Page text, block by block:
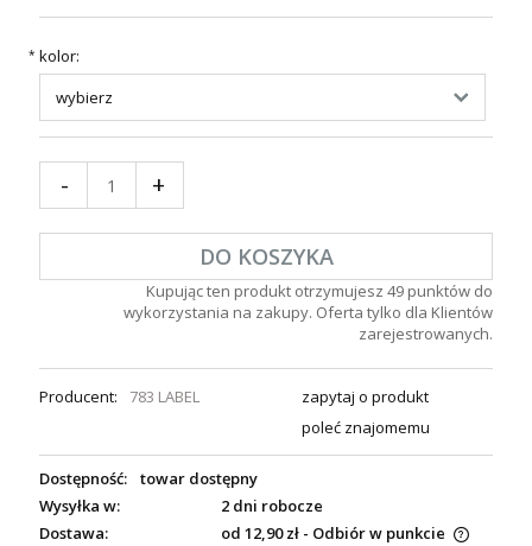
* kolor:
- +
DO KOSZYKA
Kupując ten produkt otrzymujesz 49 punktów do
wykorzystania na zakupy. Oferta tylko dla Klientów
zarejestrowanych.
Producent: 783 LABEL
zapytaj o produkt
poleć znajomemu
Dostępność:
towar dostępny
Wysyłka w:
2 dni robocze
Dostawa:
od 12,90 zł - Odbiór w punkcie